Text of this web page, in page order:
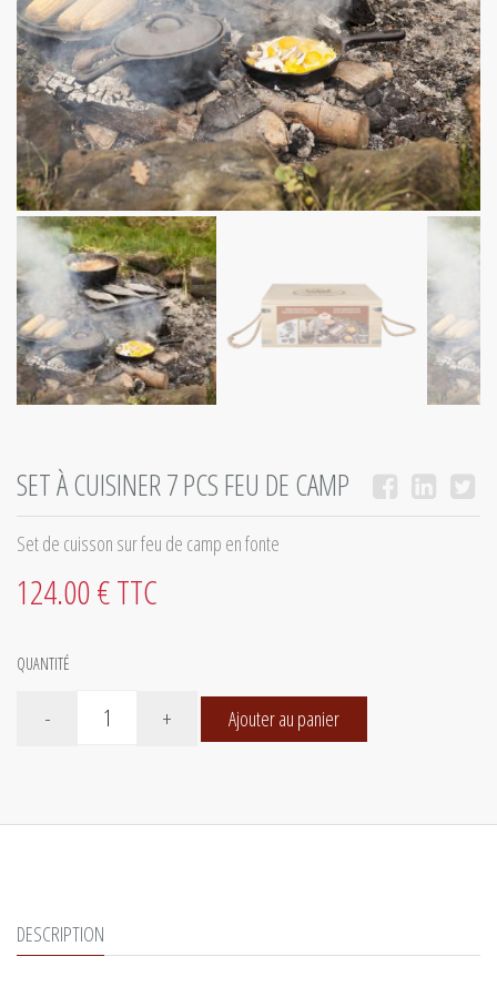
SET À CUISINER 7 PCS FEU DE CAMP
Set de cuisson sur feu de camp en fonte
124.00 € TTC
QUANTITÉ
- + Ajouter au panier
DESCRIPTION